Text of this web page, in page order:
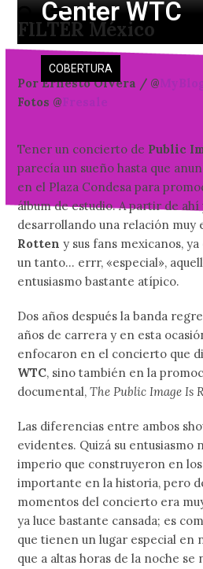
Skip
content
FILTER México
Open
mobile
menu
Close
mobile
menu
COBERTURA
Center WTC
Por Ernesto Olvera / @
Fotos @Fresale
Tener un concierto de Public
parecía un sueño hasta que
en el Plaza Condesa para
álbum de estudio. A partir de
desarrollando una relación muy
Rotten y sus fans mexicanos,
un tanto… errr, «especial»,
entusiasmo bastante atípico.
Dos años después la banda
años de carrera y en esta
enfocaron en el concierto que
WTC, sino también en la
documental,The Public Image Is
Las diferencias entre ambos
evidentes. Quizá su entusiasmo
imperio que construyeron en
importante en la historia, pero
momentos del concierto era
ya luce bastante cansada; es
que tienen un lugar especial en
que a altas horas de la noche se